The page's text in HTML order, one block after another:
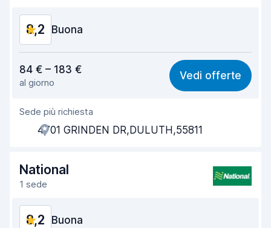
Condizioni dell'auto
8,2 Buona
8,1
Facile da trovare 8,2
Gentilezza degli agenti
Rapidità del ritiro
Rapidità della riconsegna 8,2
Condizioni dell'auto
84 € – 183 €
al giorno
Vedi offerte
Sede più richiesta
4701 GRINDEN DR,DULUTH,55811
National
1 sede
8,2 Buona